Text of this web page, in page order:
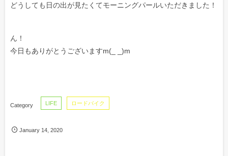
どうしても日の出が見たくてモーニングパールいただきました！
ん！
今日もありがとうございますm(_ _)m
LIFE ロードバイク
January 14 ,2020